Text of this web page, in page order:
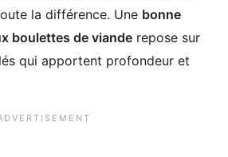
la différence. Une bonne
boulettes de viande repose sur
qui apportent profondeur et